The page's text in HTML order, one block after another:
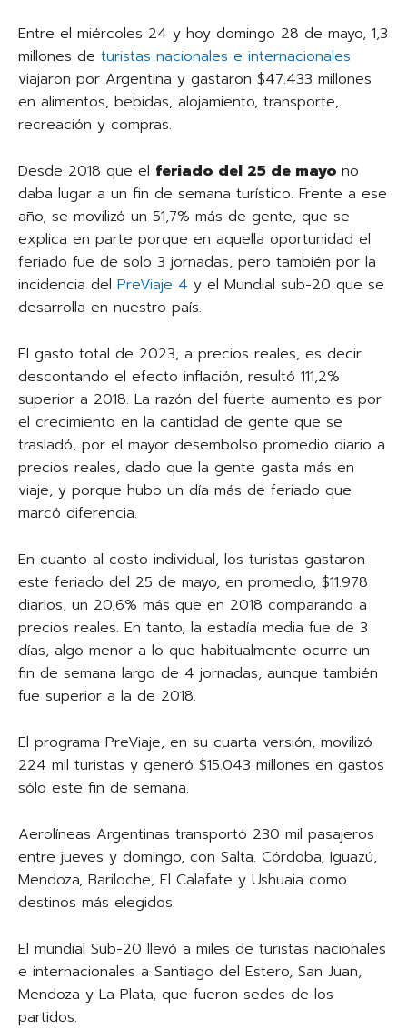
Entre el miércoles 24 y hoy domingo 28 de mayo, 1,3
millones de turistas nacionales e internacionales
viajaron por Argentina y gastaron $47.433 millones
en alimentos, bebidas, alojamiento, transporte,
recreación y compras.
Desde 2018 que el feriado del 25 de mayo no
daba lugar a un fin de semana turístico. Frente a ese
año, se movilizó un 51,7% más de gente, que se
explica en parte porque en aquella oportunidad el
feriado fue de solo 3 jornadas, pero también por la
incidencia del PreViaje 4 y el Mundial sub-20 que se
desarrolla en nuestro país.
El gasto total de 2023, a precios reales, es decir
descontando el efecto inflación, resultó 111,2%
superior a 2018. La razón del fuerte aumento es por
el crecimiento en la cantidad de gente que se
trasladó, por el mayor desembolso promedio diario a
precios reales, dado que la gente gasta más en
viaje, y porque hubo un día más de feriado que
marcó diferencia.
En cuanto al costo individual, los turistas gastaron
este feriado del 25 de mayo, en promedio, $11.978
diarios, un 20,6% más que en 2018 comparando a
precios reales. En tanto, la estadía media fue de 3
días, algo menor a lo que habitualmente ocurre un
fin de semana largo de 4 jornadas, aunque también
fue superior a la de 2018.
El programa PreViaje, en su cuarta versión, movilizó
224 mil turistas y generó $15.043 millones en gastos
sólo este fin de semana.
Aerolíneas Argentinas transportó 230 mil pasajeros
entre jueves y domingo, con Salta. Córdoba, Iguazú,
Mendoza, Bariloche, El Calafate y Ushuaia como
destinos más elegidos.
El mundial Sub-20 llevó a miles de turistas nacionales
e internacionales a Santiago del Estero, San Juan,
Mendoza y La Plata, que fueron sedes de los
partidos.